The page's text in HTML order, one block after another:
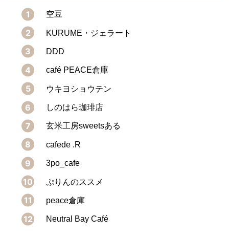
空豆
KURUME・ジェラート
DDD
café PEACE倉庫
ウキヨショウテン
しのはら珈琲店
玄米工房sweetsある
cafede .R
3po_cafe
ぷりんのススメ
peace倉庫
Neutral Bay Café